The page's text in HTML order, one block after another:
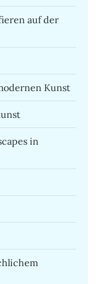
auf der
Kunst
in